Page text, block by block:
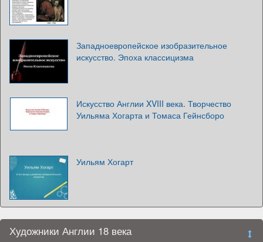
Западноевропейское изобразительное
искусство. Эпоха классицизма
Искусство Англии XVIII века. Творчество
Уильяма Хогарта и Томаса Гейнсборо
Уильям Хогарт
Художники Англии 18 века